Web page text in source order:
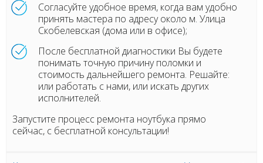
Согласуйте удобное время, когда вам удобно
принять мастера по адресу около м. Улица
Скобелевская (дома или в офисе);
После бесплатной диагностики Вы будете
понимать точную причину поломки и
стоимость дальнейшего ремонта. Решайте:
или работать с нами, или искать других
исполнителей.
Запустите процесс ремонта ноутбука прямо
сейчас, с бесплатной консультации!